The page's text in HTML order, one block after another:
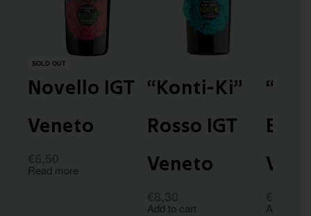
SOLD OUT
Novello IGT
Veneto
Read more
“Konti-Ki”
Rosso IGT
Veneto
Add to cart Add to